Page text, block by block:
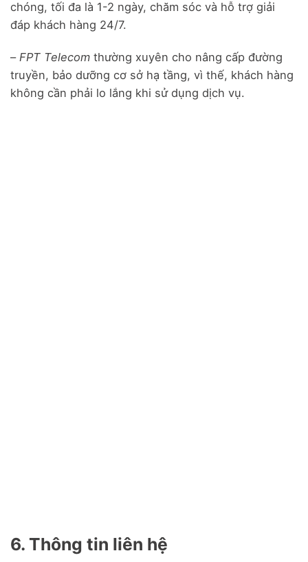
chóng, tối đa là 1-2 ngày, chăm sóc và hỗ trợ giải
đáp khách hàng 24/7.
– FPT Telecom thường xuyên cho nâng cấp đường
truyền, bảo dưỡng cơ sở hạ tầng, vì thế, khách hàng
không cần phải lo lắng khi sử dụng dịch vụ.
6. Thông tin liên hệ